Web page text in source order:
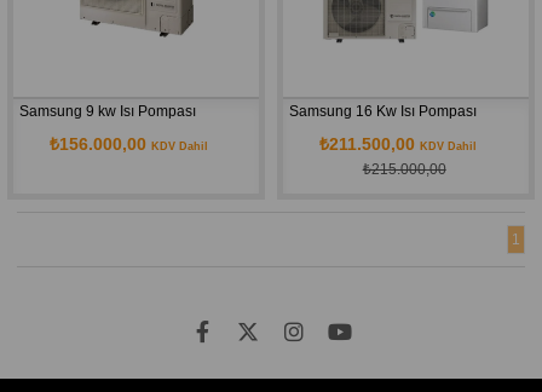
Samsung 9 kw Isı Pompası
₺156.000,00 KDV Dahil
Samsung 16 Kw Isı Pompası
₺211.500,00KDV Dahil
₺215.000,00
1